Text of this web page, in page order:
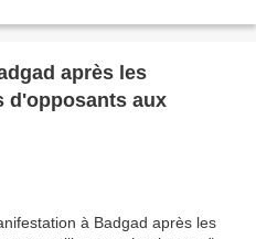
après les
d'opposants aux